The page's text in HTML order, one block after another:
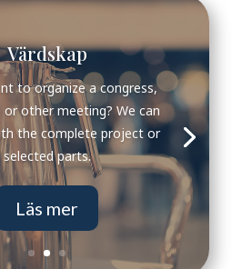
Värdskap
to organize a congress,
or other meeting? We can
the complete project or
selected parts.
Läs mer